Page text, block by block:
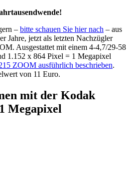
– bitte schauen Sie hiernach – aus
Jahre, jetzt als letzten Nachzügler
Ausgestattet mit einem 4-4,7/29-58
1.152 x 864 Pixel = 1 Megapixel
ZOOM ausführlich beschrieben.
von 11 Euro.
mit der Kodak
Megapixel